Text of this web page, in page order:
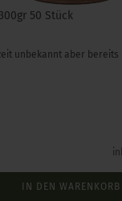
50 Stück
unbekannt aber
IN DEN WARENKORB